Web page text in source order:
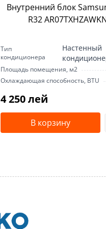
Внутренний блок
R32
Тип
кондиционера
Настенный
Площадь помещения, м2
Охлаждающая способность, BTU
4 250 лей
В корзину